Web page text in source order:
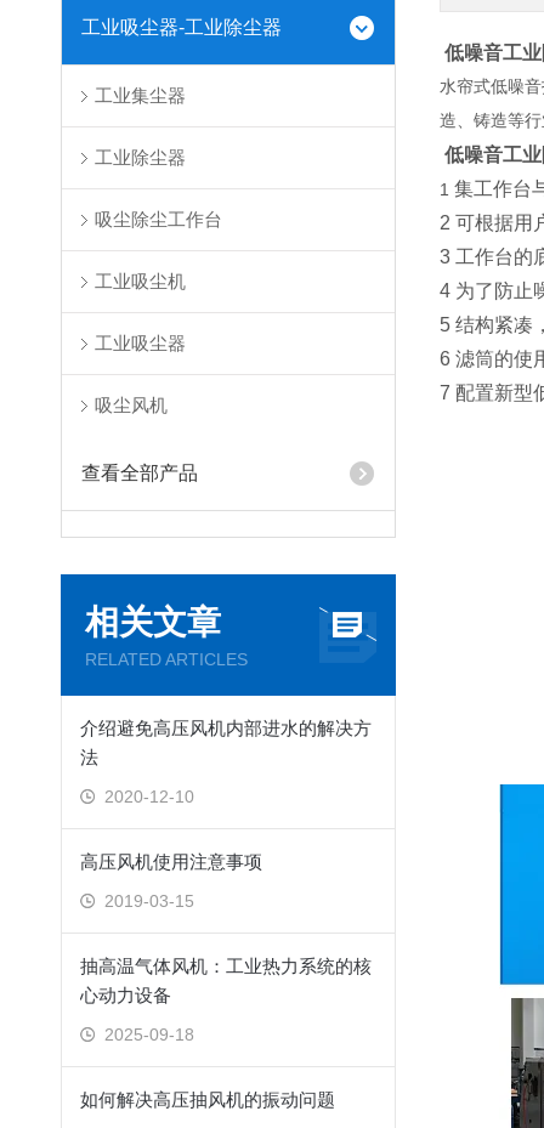
工业吸尘器-工业除尘器
工业集尘器
工业除尘器
吸尘除尘工作台
工业吸尘机
工业吸尘器
吸尘风机
查看全部产品
相关文章
RELATED ARTICLES
介绍避免高压风机内部进水的解决方
法
2020-12-10
高压风机使用注意事项
2019-03-15
抽高温气体风机：工业热力系统的核
心动力设备
2025-09-18
如何解决高压抽风机的振动问题
低噪音工
水帘式低噪
造、铸造等
低噪音工
1 集工作台
2 可根据用
3 工作台的
4 为了防止
5 结构紧凑
6 滤筒的使
7 配置新型